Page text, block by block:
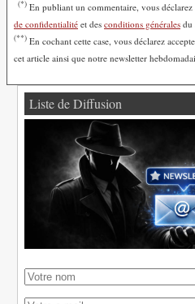
(*) En publiant un commentaire, vous déclarez
de confidentialité et des conditions générales du
(**) En cochant cette case, vous déclarez
cet article ainsi que notre newsletter
Liste de Diffusion